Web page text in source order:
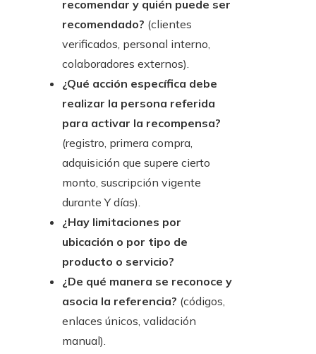
recomendar y quién puede ser
recomendado? (clientes
verificados, personal interno,
colaboradores externos).
¿Qué acción específica debe
realizar la persona referida
para activar la recompensa?
(registro, primera compra,
adquisición que supere cierto
monto, suscripción vigente
durante Y días).
¿Hay limitaciones por
ubicación o por tipo de
producto o servicio?
¿De qué manera se reconoce y
asocia la referencia? (códigos,
enlaces únicos, validación
manual).